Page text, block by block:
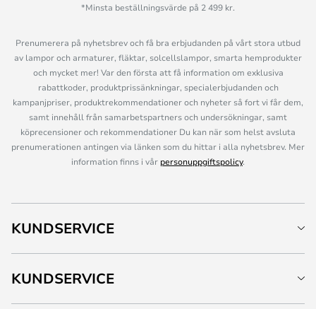
*Minsta beställningsvärde på 2 499 kr.
Prenumerera på nyhetsbrev och få bra erbjudanden på vårt stora utbud
av lampor och armaturer, fläktar, solcellslampor, smarta hemprodukter
och mycket mer! Var den första att få information om exklusiva
rabattkoder, produktprissänkningar, specialerbjudanden och
kampanjpriser, produktrekommendationer och nyheter så fort vi får dem,
samt innehåll från samarbetspartners och undersökningar, samt
köprecensioner och rekommendationer Du kan när som helst avsluta
prenumerationen antingen via länken som du hittar i alla nyhetsbrev. Mer
information finns i vår personuppgiftspolicy.
KUNDSERVICE
KUNDSERVICE